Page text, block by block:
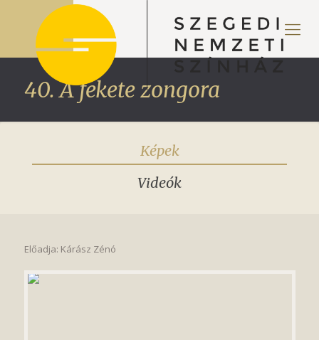
40. A fekete zongora
Képek
Videók
Előadja: Kárász Zénó